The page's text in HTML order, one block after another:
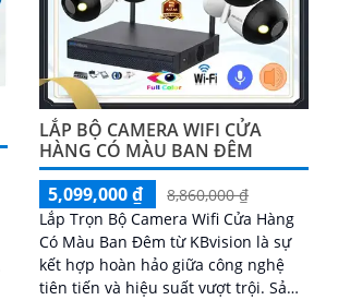
LẮP BỘ CAMERA WIFI CỬA
HÀNG CÓ MÀU BAN ĐÊM
5,099,000 ₫
8,860,000 ₫
Lắp Trọn Bộ Camera Wifi Cửa Hàng
Có Màu Ban Đêm từ KBvision là sự
kết hợp hoàn hảo giữa công nghệ
tiên tiến và hiệu suất vượt trội. Sản